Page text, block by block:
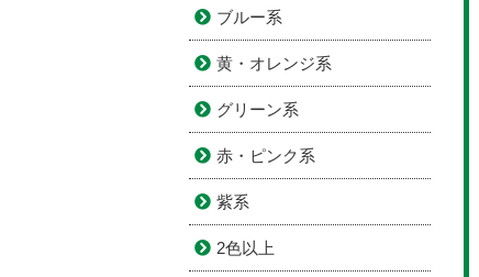
ブルー系
黄・オレンジ系
グリーン系
赤・ピンク系
紫系
2色以上